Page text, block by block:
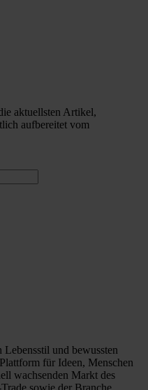
aktuellsten Artikel,
aufbereitet vom
und bewussten
für Ideen, Menschen
wachsenden Markt des
sowie der Branche